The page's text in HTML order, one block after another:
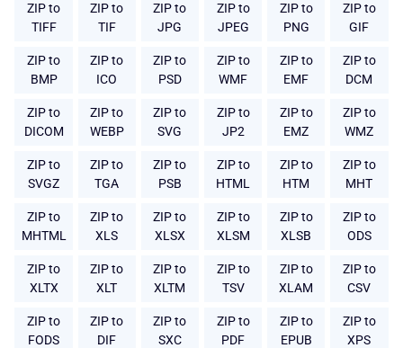
ZIP to
TIFF
ZIP to
TIF
ZIP to
JPG
ZIP to
JPEG
ZIP to
PNG
ZIP to
GIF
ZIP to
BMP
ZIP to
ICO
ZIP to
PSD
ZIP to
WMF
ZIP to
EMF
ZIP to
DCM
ZIP to
DICOM
ZIP to
WEBP
ZIP to
SVG
ZIP to
JP2
ZIP to
EMZ
ZIP to
WMZ
ZIP to
SVGZ
ZIP to
TGA
ZIP to
PSB
ZIP to
HTML
ZIP to
HTM
ZIP to
MHT
ZIP to
MHTML
ZIP to
XLS
ZIP to
XLSX
ZIP to
XLSM
ZIP to
XLSB
ZIP to
ODS
ZIP to
XLTX
ZIP to
XLT
ZIP to
XLTM
ZIP to
TSV
ZIP to
XLAM
ZIP to
CSV
ZIP to
FODS
ZIP to
DIF
ZIP to
SXC
ZIP to
PDF
ZIP to
EPUB
ZIP to
XPS